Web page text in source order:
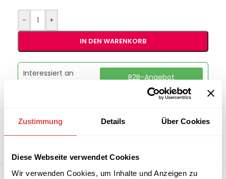
Zustimmung Details Über Cookies
Diese Webseite verwendet Cookies
Wir verwenden Cookies, um Inhalte und Anzeigen zu
- +
IN DEN WARENKORB
Interessiert an
B2B-Angebot
Kategorie: Waffel-, Pancake- & Crepeeisen